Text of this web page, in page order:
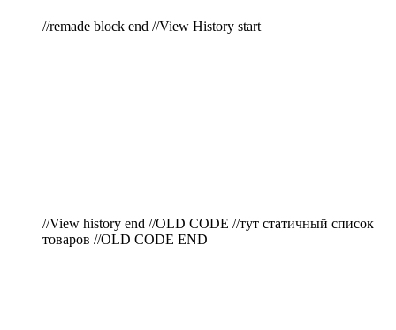
//remade block end //View History start
//View history end //OLD CODE //тут статичный список
товаров //OLD CODE END